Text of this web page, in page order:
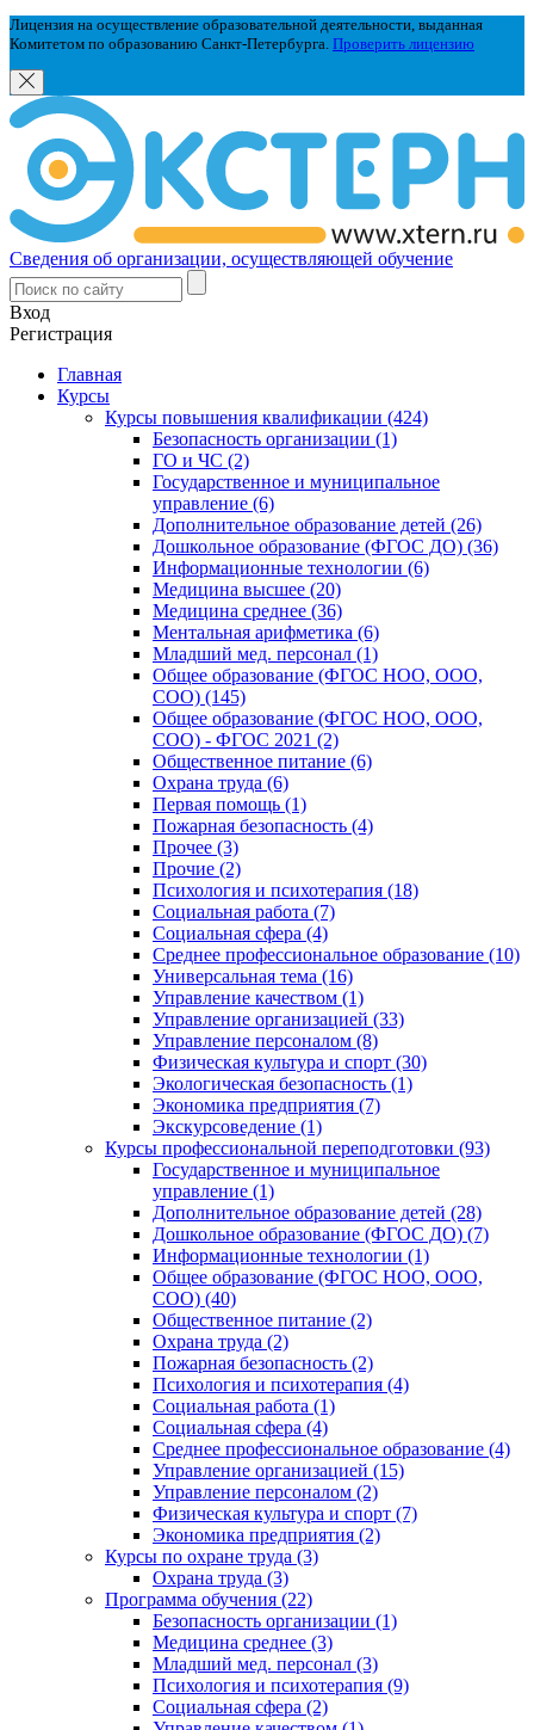
Лицензия на осуществление образовательной деятельности, выданная
Комитетом по образованию Санкт-Петербурга. Проверить лицензию
Сведения об организации, осуществляющей обучение
Вход
Регистрация
Главная
Курсы
Курсы повышения квалификации (424)
Безопасность организации (1)
ГО и ЧС (2)
Государственное и муниципальное
управление (6)
Дополнительное образование детей (26)
Дошкольное образование (ФГОС ДО) (36)
Информационные технологии (6)
Медицина высшее (20)
Медицина среднее (36)
Ментальная арифметика (6)
Младший мед. персонал (1)
Общее образование (ФГОС НОО, ООО,
СОО) (145)
Общее образование (ФГОС НОО, ООО,
СОО) - ФГОС 2021 (2)
Общественное питание (6)
Охрана труда (6)
Первая помощь (1)
Пожарная безопасность (4)
Прочее (3)
Прочие (2)
Психология и психотерапия (18)
Социальная работа (7)
Социальная сфера (4)
Среднее профессиональное образование (10)
Универсальная тема (16)
Управление качеством (1)
Управление организацией (33)
Управление персоналом (8)
Физическая культура и спорт (30)
Экологическая безопасность (1)
Экономика предприятия (7)
Экскурсоведение (1)
Курсы профессиональной переподготовки (93)
Государственное и муниципальное
управление (1)
Дополнительное образование детей (28)
Дошкольное образование (ФГОС ДО) (7)
Информационные технологии (1)
Общее образование (ФГОС НОО, ООО,
СОО) (40)
Общественное питание (2)
Охрана труда (2)
Пожарная безопасность (2)
Психология и психотерапия (4)
Социальная работа (1)
Социальная сфера (4)
Среднее профессиональное образование (4)
Управление организацией (15)
Управление персоналом (2)
Физическая культура и спорт (7)
Экономика предприятия (2)
Курсы по охране труда (3)
Охрана труда (3)
Программа обучения (22)
Безопасность организации (1)
Медицина среднее (3)
Младший мед. персонал (3)
Психология и психотерапия (9)
Социальная сфера (2)